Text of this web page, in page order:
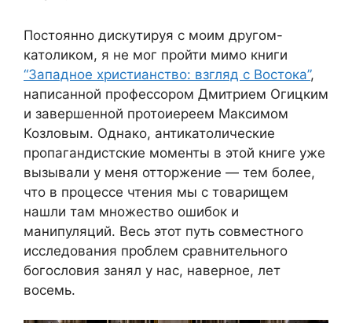
Постоянно дискутируя с моим другом-
католиком, я не мог пройти мимо книги
“Западное христианство: взгляд с Востока”,
написанной профессором Дмитрием Огицким
и завершенной протоиереем Максимом
Козловым. Однако, антикатолические
пропагандистские моменты в этой книге уже
вызывали у меня отторжение — тем более,
что в процессе чтения мы с товарищем
нашли там множество ошибок и
манипуляций. Весь этот путь совместного
исследования проблем сравнительного
богословия занял у нас, наверное, лет
восемь.